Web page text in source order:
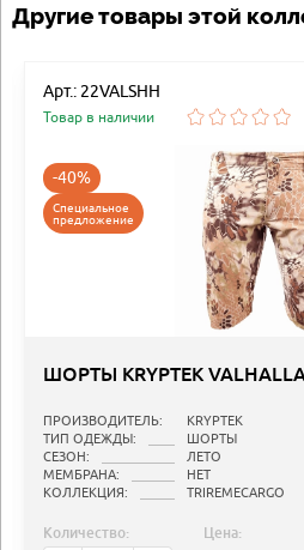
Другие товары этой
Арт.: 22VALSHH
Товар в наличии
-40%
Специальное
предложение
ШОРТЫ KRYPTEK
ПРОИЗВОДИТЕЛЬ:
KRYPTEK
ТИП ОДЕЖДЫ:
ШОРТЫ
СЕЗОН:
ЛЕТО
МЕМБРАНА:
НЕТ
КОЛЛЕКЦИЯ:
TRIREMECARGO
Количество: Цена: